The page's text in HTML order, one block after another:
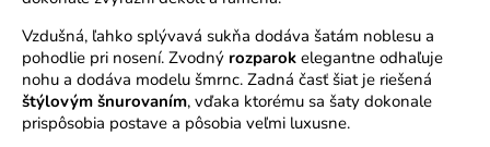
Vzdušná, ľahko splývavá sukňa dodáva šatám noblesu a
pohodlie pri nosení. Zvodný rozparok elegantne odhaľuje
nohu a dodáva modelu šmrnc. Zadná časť šiat je riešená
štýlovým šnurovaním, vďaka ktorému sa šaty dokonale
prispôsobia postave a pôsobia veľmi luxusne.